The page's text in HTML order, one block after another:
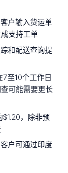
户输入货运单
支持工单
和配送查询提
至10个工作日
可能需要更长
，除非预
户可通过印度